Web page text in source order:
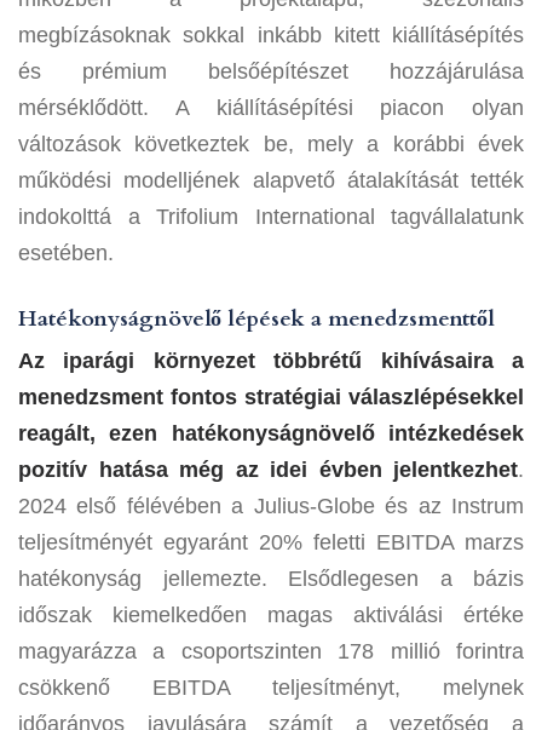
megbízásoknak sokkal inkább kitett kiállításépítés
és prémium belsőépítészet hozzájárulása
mérséklődött. A kiállításépítési piacon olyan
változások következtek be, mely a korábbi évek
működési modelljének alapvető átalakítását tették
indokolttá a Trifolium International tagvállalatunk
esetében.
Hatékonyságnövelő lépések a menedzsmenttől
Az iparági környezet többrétű kihívásaira a
menedzsment fontos stratégiai válaszlépésekkel
reagált, ezen hatékonyságnövelő intézkedések
pozitív hatása még az idei évben jelentkezhet.
2024 első félévében a Julius-Globe és az Instrum
teljesítményét egyaránt 20% feletti EBITDA marzs
hatékonyság jellemezte. Elsődlegesen a bázis
időszak kiemelkedően magas aktiválási értéke
magyarázza a csoportszinten 178 millió forintra
csökkenő EBITDA teljesítményt, melynek
időarányos javulására számít a vezetőség a